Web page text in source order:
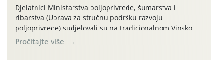
Djelatnici Ministarstva poljoprivrede, šumarstva i
ribarstva (Uprava za stručnu podršku razvoju
poljoprivrede) sudjelovali su na tradicionalnom Vinskom
forumu, održanom 24.07.2026. godine u Domu vinarske
tradicije u Putnikovićima na poluotoku Pelješcu, u
Pročitajte više